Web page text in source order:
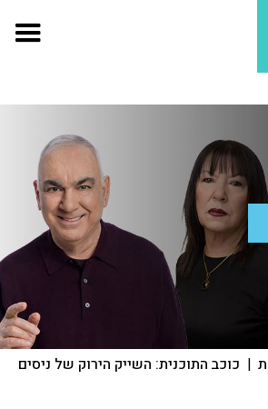
| כוכב התוכנית: השייק הירוק של ניסים